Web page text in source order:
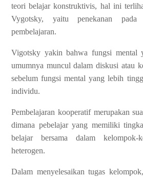
teori belajar konstruktivis, hal ini
Vygotsky, yaitu penekanan
pembelajaran.
Vigotsky yakin bahwa fungsi mental
umumnya muncul dalam diskusi atau
sebelum fungsi mental yang lebih
individu.
Pembelajaran kooperatif merupakan
dimana pebelajar yang memiliki
belajar bersama dalam
heterogen.
Dalam menyelesaikan tugas